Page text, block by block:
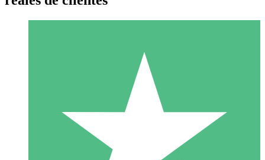
Paquetes de Créditos Individuales
Paga según el uso con créditos de descarga. Sin compromiso